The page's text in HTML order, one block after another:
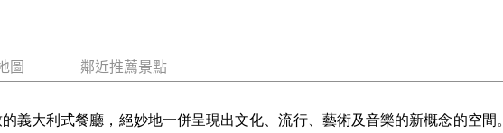
圖 鄰近推薦景點
義大利式餐廳，絕妙地一併呈現出文化、流行、藝術及音樂的新概念的空